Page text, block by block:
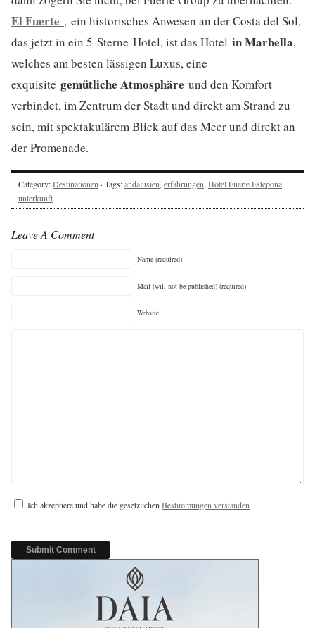
El Fuerte , ein historisches Anwesen an der Costa del Sol,
das jetzt in ein 5-Sterne-Hotel, ist das Hotel in Marbella,
welches am besten lässigen Luxus, eine
exquisite gemütliche Atmosphäre und den Komfort
verbindet, im Zentrum der Stadt und direkt am Strand zu
sein, mit spektakulärem Blick auf das Meer und direkt an
der Promenade.
Category:Destinationen · Tags:andalusien,erfahrungen,Hotel Fuerte Estepona,
unterkunft
Leave A Comment
Name (required)
Mail (will not be published) (required)
Website
Ich akzeptiere und habe die gesetzlichenBestimmungen verstanden